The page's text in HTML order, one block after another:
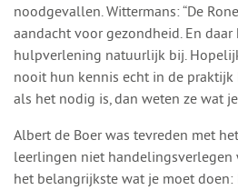
noodgevallen. Wittermans: “De
aandacht voor gezondheid. En
hulpverlening natuurlijk bij.
nooit hun kennis echt in de praktijk
als het nodig is, dan weten ze wat
Albert de Boer was tevreden met
leerlingen niet handelingsverlegen
het belangrijkste wat je moet